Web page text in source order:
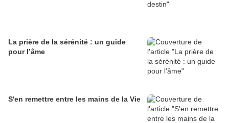
La prière de la sérénité : un guide
pour l’âme
S'en remettre entre les mains de la Vie